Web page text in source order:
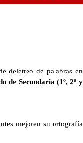
deletreo de palabras en
deSecundaria (1º, 2º y
mejoren su ortografía